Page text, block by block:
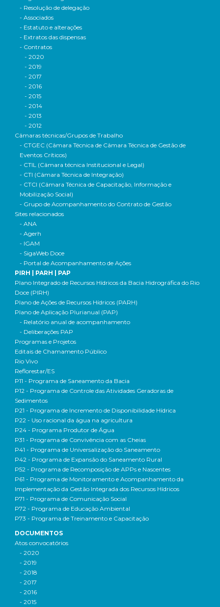
- Resolução de delegação
- Associados
- Estatuto e alterações
- Extratos das dispensas
- Contratos
- 2020
- 2019
- 2017
- 2016
- 2015
- 2014
- 2013
- 2012
Câmaras técnicas/Grupos de Trabalho
- CTGEC (Câmara Técnica de Câmara Técnica de Gestão de
Eventos Críticos)
- CTIL (Câmara técnica Institucional e Legal)
- CTI (Câmara Técnica de Integração)
- CTCI (Câmara Técnica de Capacitação, Informação e
Mobilização Social)
- Grupo de Acompanhamento do Contrato de Gestão
Sites relacionados
- ANA
- Agerh
- IGAM
- SigaWeb Doce
- Portal de Acompanhamento de Ações
PIRH | PARH | PAP
Plano Integrado de Recursos Hídricos da Bacia Hidrográfica do Rio
Doce (PIRH)
Plano de Ações de Recursos Hídricos (PARH)
Plano de Aplicação Plurianual (PAP)
- Relatório anual de acompanhamento
- Deliberações PAP
Programas e Projetos
Editais de Chamamento Público
Rio Vivo
Reflorestar/ES
P11 - Programa de Saneamento da Bacia
P12 - Programa de Controle das Atividades Geradoras de
Sedimentos
P21 - Programa de Incremento de Disponibilidade Hídrica
P22 - Uso racional da água na agricultura
P24 - Programa Produtor de Água
P31 - Programa de Convivência com as Cheias
P41 - Programa de Universalização do Saneamento
P42 - Programa de Expansão do Saneamento Rural
P52 - Programa de Recomposição de APPs e Nascentes
P61 - Programa de Monitoramento e Acompanhamento da
Implementação da Gestão Integrada dos Recursos Hídricos
P71 - Programa de Comunicação Social
P72 - Programa de Educação Ambiental
P73 - Programa de Treinamento e Capacitação
DOCUMENTOS
Atos convocatórios
- 2020
- 2019
- 2018
- 2017
- 2016
- 2015